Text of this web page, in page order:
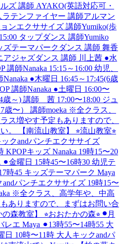
ズ 講師 AYAKO(英語対応可・
ラテンファイヤー 講師アルマン
ンエクササイズ 講師Yumiko(歩
タップダンス 講師Yumiko
ズテーマパークダンス 講師 舞香
アジャズダンス 講師 川上茜 ●水
講師Nanaka 15:15～16:00 幼児、
●木曜日 16:45～17:45(6歳
講師Nanaka ●土曜日 16:00〜
歳～) 講師 茜 17:00〜18:00 ジュ
〜） 講師moeka ※全クラス、
ス増やす予定もありますので、
。 【南流山教室】 ⭐︎流山教室⭐︎
クandパンチエクササイズ
KPOPキッズ Nanaka 19時15〜20
金曜日 15時45〜16時30 幼児テ
時45 キッズテーマパーク Maya
andパンチエクササイズ 19時15〜
※全クラス、高学年や、中高
ありますので、まずはお問い合
森教室】 ⭐︎おおたかの森⭐︎ ⚫︎月
エ Maya ⚫︎13時55〜14時55 大
日 10時〜11時 大人キックandパ